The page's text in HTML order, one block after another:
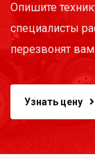
Опишите
специалисты
перезвонят
Узнать цену